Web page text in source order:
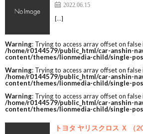
2022.06.15
[…]
Warning: Trying to access array offset on false
/home/r0144579/public_html/car-anshin-
content/themes/lionmedia-child/single-
Warning: Trying to access array offset on false
/home/r0144579/public_html/car-anshin-
content/themes/lionmedia-child/single-
Warning: Trying to access array offset on false
/home/r0144579/public_html/car-anshin-
content/themes/lionmedia-child/single-
トヨタ ヤリスクロス Ｘ （